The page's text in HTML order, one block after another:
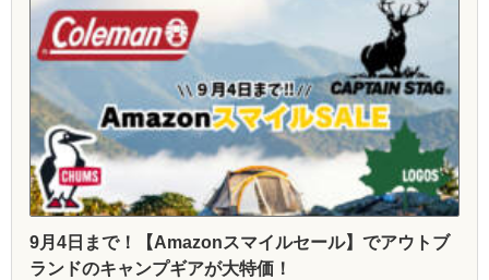
9月4日まで！【Amazonスマイルセール】でアウトブ
ランドのキャンプギアが大特価！